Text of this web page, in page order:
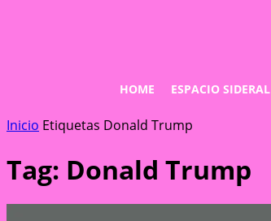
HOME ESPACIO SIDERAL
Inicio Etiquetas Donald Trump
Tag: Donald Trump